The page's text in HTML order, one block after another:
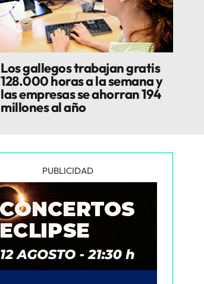
Los gallegos trabajan gratis
128.000 horas a la semana y
las empresas se ahorran 194
millones al año
PUBLICIDAD